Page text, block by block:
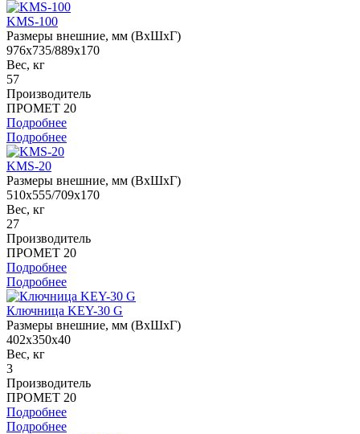
KMS-100
Размеры внешние, мм (ВхШхГ)
976x735/889x170
Вес, кг
57
Производитель
ПРОМЕТ 20
Подробнее
Подробнее
KMS-20
Размеры внешние, мм (ВхШхГ)
510x555/709x170
Вес, кг
27
Производитель
ПРОМЕТ 20
Подробнее
Подробнее
Ключница KEY-30 G
Размеры внешние, мм (ВхШхГ)
402x350x40
Вес, кг
3
Производитель
ПРОМЕТ 20
Подробнее
Подробнее